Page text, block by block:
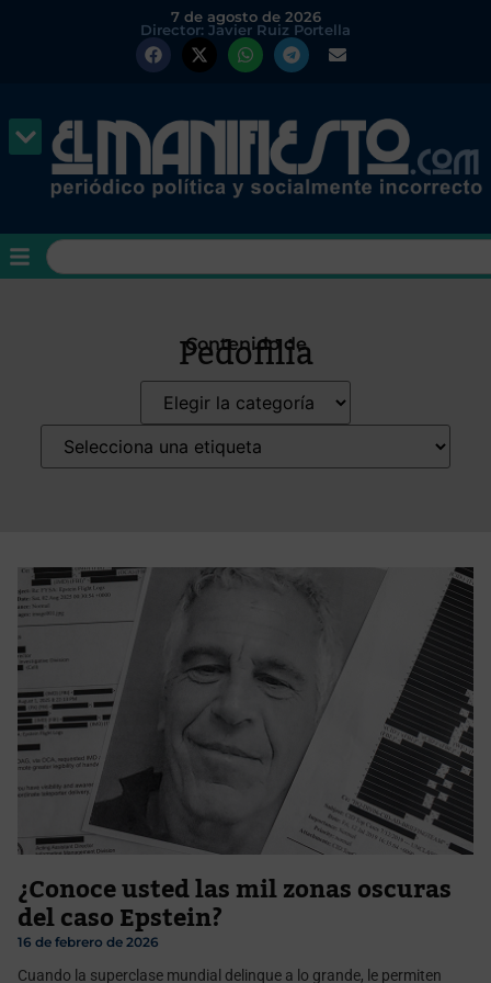
7 de agosto de 2026
Director: Javier Ruiz Portella
Contenido de
Pedofilia
¿Conoce usted las mil zonas oscuras
del caso Epstein?
16 de febrero de 2026
Cuando la superclase mundial delinque a lo grande, le permiten